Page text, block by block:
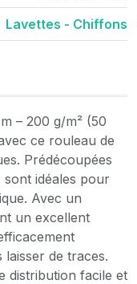
Lavettes - Chiffons
– 200 g/m² (50
ce rouleau de
Prédécoupées
idéales pour
Avec un
un excellent
laisser de traces.
distribution facile et